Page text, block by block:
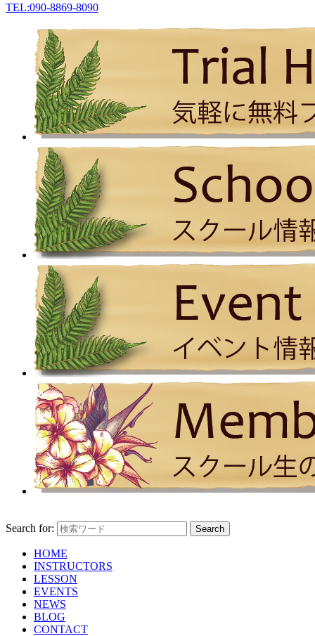
TEL:090-8869-8090
Search for:
HOME
INSTRUCTORS
LESSON
EVENTS
NEWS
BLOG
CONTACT